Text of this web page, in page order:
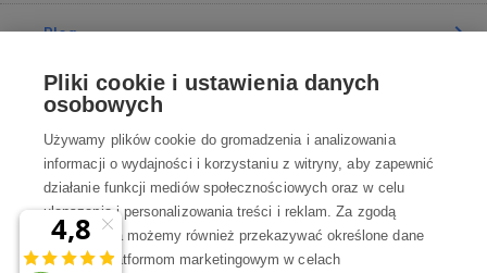
Blog
Poradnia
Wszystko o zakupach
Kontakt
Pliki cookie i ustawienia danych
osobowych
Używamy plików cookie do gromadzenia i analizowania
informacji o wydajności i korzystaniu z witryny, aby zapewnić
działanie funkcji mediów społecznościowych oraz w celu
ulepszania i personalizowania treści i reklam. Za zgodą
użytkownika możemy również przekazywać określone dane
osobowe platformom marketingowym w celach